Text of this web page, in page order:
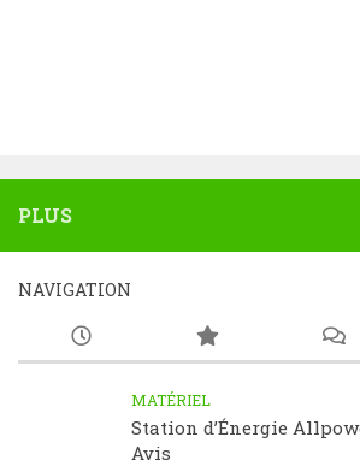
PLUS
NAVIGATION
MATÉRIEL
Station d’Énergie
Avis